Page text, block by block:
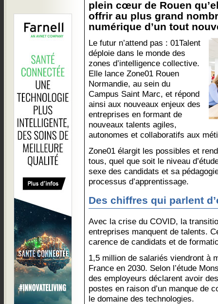
plein cœur de Rouen
offrir au plus grand
numérique d’un tout
Le futur n’attend pas : 01Talent
déploie dans le monde des
zones d’intelligence collective.
Elle lance Zone01 Rouen
Normandie, au sein du
Campus Saint Marc, et répond
ainsi aux nouveaux enjeux des
entreprises en formant de
nouveaux talents agiles,
autonomes et collaboratifs aux
Zone01 élargit les possibles et
tous, quel que soit le niveau
sexe des candidats et sa
processus d’apprentissage.
Des chiffres qui parlent
Avec la crise du COVID, la
entreprises manquent de talents.
carence de candidats et de
1,5 million de salariés viendront à
France en 2030. Selon l’étude
des employeurs déclarent avoir
postes en raison d’un manque de
le domaine des technologies.